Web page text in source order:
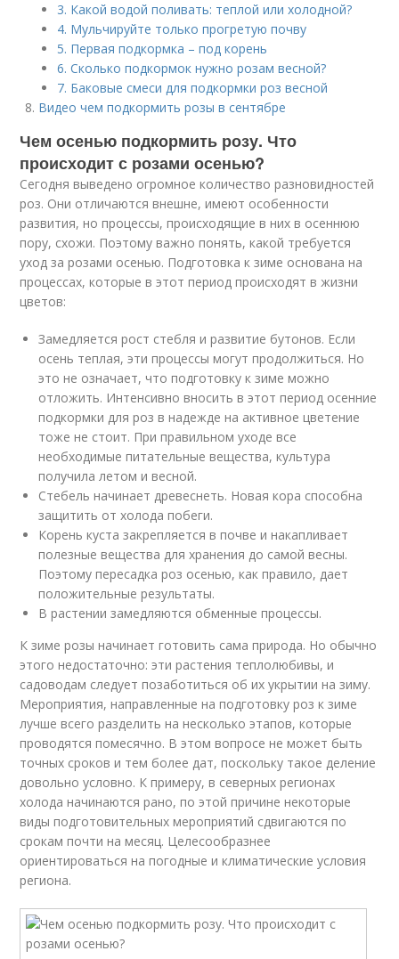
3. Какой водой поливать: теплой или холодной?
4. Мульчируйте только прогретую почву
5. Первая подкормка – под корень
6. Сколько подкормок нужно розам весной?
7. Баковые смеси для подкормки роз весной
Видео чем подкормить розы в сентябре
Чем осенью подкормить розу. Что
происходит с розами осенью?
Сегодня выведено огромное количество разновидностей
роз. Они отличаются внешне, имеют особенности
развития, но процессы, происходящие в них в осеннюю
пору, схожи. Поэтому важно понять, какой требуется
уход за розами осенью. Подготовка к зиме основана на
процессах, которые в этот период происходят в жизни
цветов:
Замедляется рост стебля и развитие бутонов. Если
осень теплая, эти процессы могут продолжиться. Но
это не означает, что подготовку к зиме можно
отложить. Интенсивно вносить в этот период осенние
подкормки для роз в надежде на активное цветение
тоже не стоит. При правильном уходе все
необходимые питательные вещества, культура
получила летом и весной.
Стебель начинает древеснеть. Новая кора способна
защитить от холода побеги.
Корень куста закрепляется в почве и накапливает
полезные вещества для хранения до самой весны.
Поэтому пересадка роз осенью, как правило, дает
положительные результаты.
В растении замедляются обменные процессы.
К зиме розы начинает готовить сама природа. Но обычно
этого недостаточно: эти растения теплолюбивы, и
садоводам следует позаботиться об их укрытии на зиму.
Мероприятия, направленные на подготовку роз к зиме
лучше всего разделить на несколько этапов, которые
проводятся помесячно. В этом вопросе не может быть
точных сроков и тем более дат, поскольку такое деление
довольно условно. К примеру, в северных регионах
холода начинаются рано, по этой причине некоторые
виды подготовительных мероприятий сдвигаются по
срокам почти на месяц. Целесообразнее
ориентироваться на погодные и климатические условия
региона.